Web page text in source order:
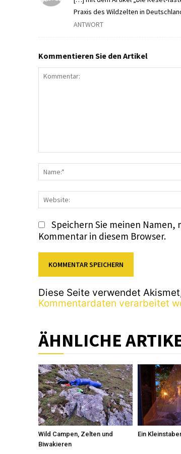
Praxis des Wildzelten in
ANTWORT
Kommentieren Sie den Artikel
Speichern Sie meinen Namen,
Kommentar in diesem Browser.
Diese Seite verwendet
Kommentardaten verarbeitet
ÄHNLICHE
Wild Campen, Zelten und
Biwakieren
Ein